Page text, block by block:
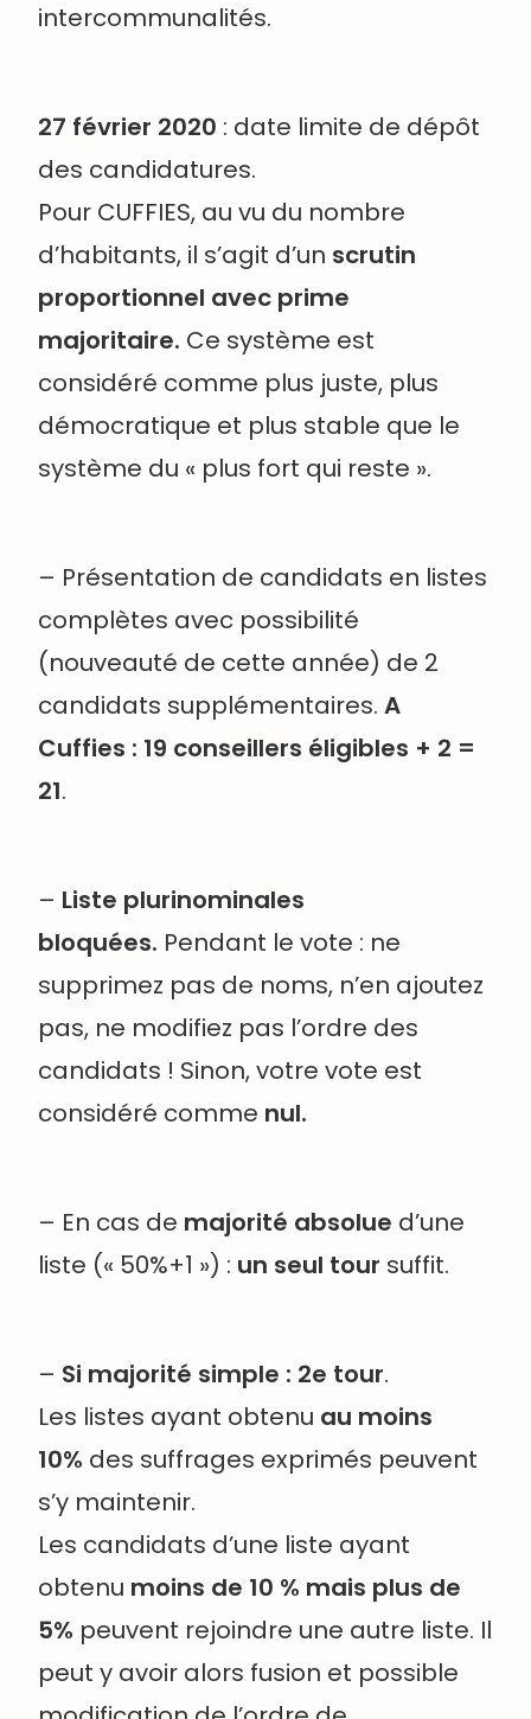
intercommunalités.
27 février 2020 : date limite de dépôt
des candidatures.
Pour CUFFIES, au vu du nombre
d’habitants, il s’agit d’un scrutin
proportionnel avec prime
majoritaire. Ce système est
considéré comme plus juste, plus
démocratique et plus stable que le
système du « plus fort qui reste ».
– Présentation de candidats en listes
complètes avec possibilité
(nouveauté de cette année) de 2
candidats supplémentaires.A
Cuffies : 19 conseillers éligibles + 2 =
21.
– Liste plurinominales
bloquées. Pendant le vote : ne
supprimez pas de noms, n’en ajoutez
pas, ne modifiez pas l’ordre des
candidats ! Sinon, votre vote est
considéré comme nul.
– En cas de majorité absolue d’une
liste (« 50%+1 ») : un seul tour suffit.
– Si majorité simple : 2e tour.
Les listes ayant obtenu au moins
10% des suffrages exprimés peuvent
s’y maintenir.
Les candidats d’une liste ayant
obtenu moins de 10 % mais plus de
5% peuvent rejoindre une autre liste. Il
peut y avoir alors fusion et possible